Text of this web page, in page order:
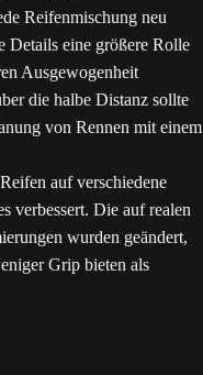
Reifenmischung neu
Details eine größere Rolle
Ausgewogenheit
die halbe Distanz sollte
von Rennen mit einem
auf verschiedene
verbessert. Die auf realen
wurden geändert,
Grip bieten als